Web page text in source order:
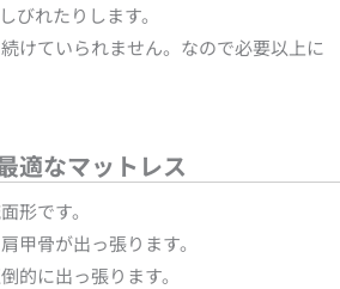
びれたりします。
けていられません。なので必要以上に
適なマットレス
形です。
甲骨が出っ張ります。
的に出っ張ります。